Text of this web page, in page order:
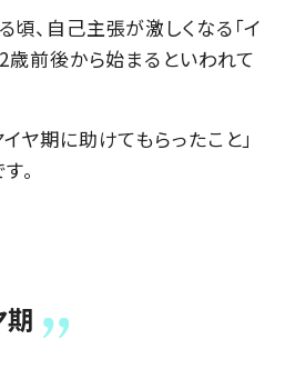
、自己主張が激しくなる「イ
歳前後から始まるといわれて
ヤ期に助けてもらったこと」
。